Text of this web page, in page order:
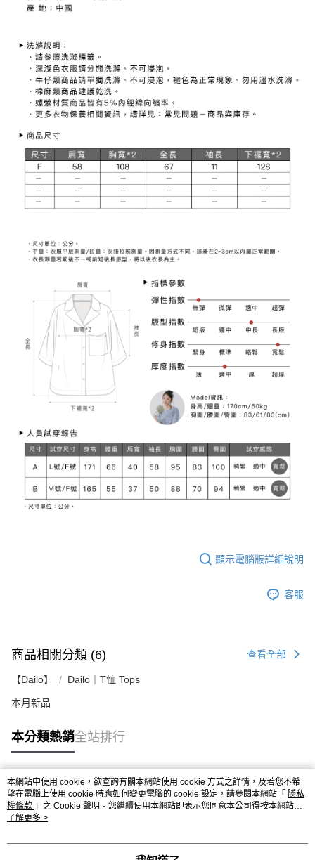
顯示電腦版詳細說明
客服
商品相關分類 (6) 查看全部
【Dailo】 Dailo｜T恤 Tops
本月新品
本分類熱銷全站排行
熱門標籤
本網站中使用 cookie，欲查詢有關本網站使用 cookie 方式之詳情，及若您不希
望在電腦上使用 cookie 時應如何變更電腦的 cookie 設定，請參閱本網站「 隱私
權條款 」之 Cookie 聲明。您繼續使用本網站即表示您同意本公司得按本網站使
用條款之 Cookie 聲明使用 cookie。
了解更多 >